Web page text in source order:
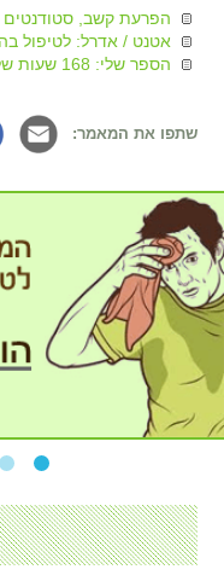
הפרעת קשב, סטודנטים
אטנט / אדרל: לטיפול
הספר שלי: 168 שעות של הפרעת קשב
שתפו את המאמר: